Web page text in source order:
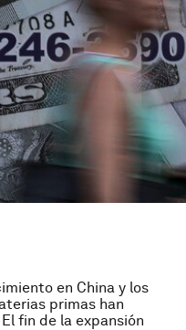
en China y los
primas han
fin de la expansión